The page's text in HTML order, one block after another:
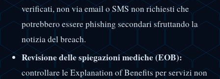
verificati, non via email o SMS non richiesti che
potrebbero essere phishing secondari sfruttando la
notizia del breach.
Revisione delle spiegazioni mediche (EOB):
controllare le Explanation of Benefits per servizi non